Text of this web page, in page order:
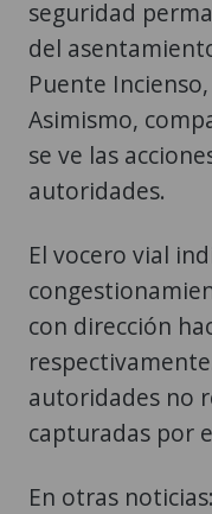
seguridad
del
Puente
Asimismo,
se ve las
autoridades.
El vocero vial
con dirección
autoridades no
capturadas por
En otras noticias: